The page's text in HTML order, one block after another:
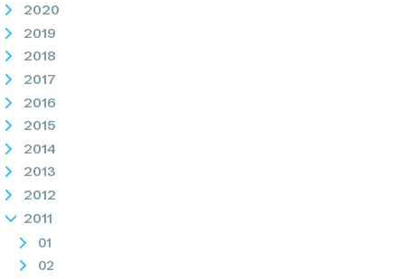
2020
2019
2018
2017
2016
2015
2014
2013
2012
2011
01
02